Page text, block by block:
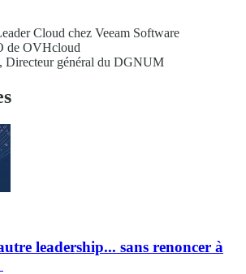
Cloud chez Veeam Software
de OVHcloud
Directeur général du DGNUM
leadership... sans renoncer à